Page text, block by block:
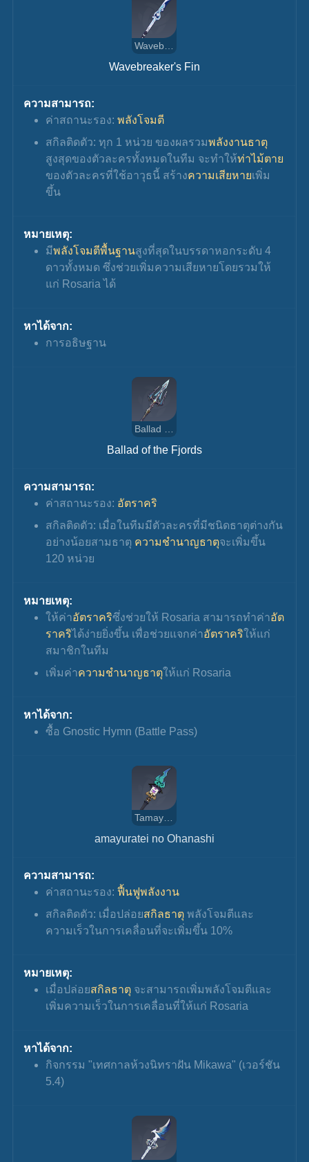
Wavebreaker's Fin
Wavebreaker's Fin
ความสามารถ:
ค่าสถานะรอง: พลังโจมตี
สกิลติดตัว: ทุก 1 หน่วย ของผลรวมพลังงานธาตุ
สูงสุดของตัวละครทั้งหมดในทีม จะทำให้ท่าไม้ตาย
ของตัวละครที่ใช้อาวุธนี้ สร้างความเสียหายเพิ่ม
ขึ้น
หมายเหตุ:
มีพลังโจมตีพื้นฐานสูงที่สุดในบรรดาหอกระดับ 4
ดาวทั้งหมด ซึ่งช่วยเพิ่มความเสียหายโดยรวมให้
แก่ Rosaria ได้
หาได้จาก:
การอธิษฐาน
Ballad of the Fjords
Ballad of the Fjords
ความสามารถ:
ค่าสถานะรอง: อัตราคริ
สกิลติดตัว: เมื่อในทีมมีตัวละครที่มีชนิดธาตุต่างกัน
อย่างน้อยสามธาตุ ความชำนาญธาตุจะเพิ่มขึ้น
120 หน่วย
หมายเหตุ:
ให้ค่าอัตราคริซึ่งช่วยให้ Rosaria สามารถทำค่าอัต
ราคริได้ง่ายยิ่งขึ้น เพื่อช่วยแจกค่าอัตราคริให้แก่
สมาชิกในทีม
เพิ่มค่าความชำนาญธาตุให้แก่ Rosaria
หาได้จาก:
ซื้อ Gnostic Hymn (Battle Pass)
Tamayuratei no Ohanashi
amayuratei no Ohanashi
ความสามารถ:
ค่าสถานะรอง: ฟื้นฟูพลังงาน
สกิลติดตัว: เมื่อปล่อยสกิลธาตุ พลังโจมตีและ
ความเร็วในการเคลื่อนที่จะเพิ่มขึ้น 10%
หมายเหตุ:
เมื่อปล่อยสกิลธาตุ จะสามารถเพิ่มพลังโจมตีและ
เพิ่มความเร็วในการเคลื่อนที่ให้แก่ Rosaria
หาได้จาก:
กิจกรรม "เทศกาลห้วงนิทราฝัน Mikawa" (เวอร์ชัน
5.4)